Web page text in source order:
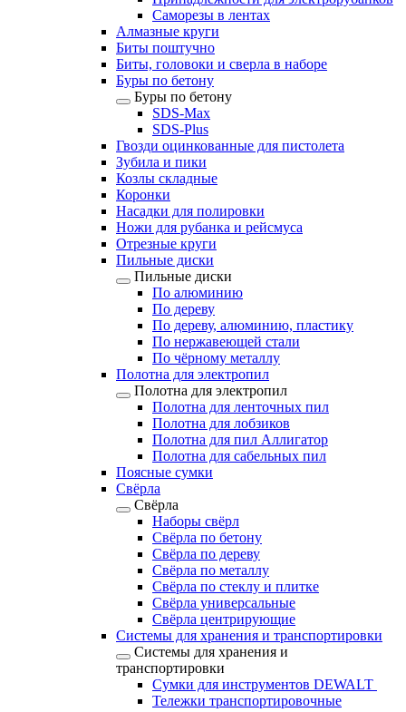
Саморезы в лентах
Алмазные круги
Биты поштучно
Биты, головоки и сверла в наборе
Буры по бетону
Буры по бетону
SDS-Max
SDS-Plus
Гвозди оцинкованные для пистолета
Зубила и пики
Козлы складные
Коронки
Насадки для полировки
Ножи для рубанка и рейсмуса
Отрезные круги
Пильные диски
Пильные диски
По алюминию
По дереву
По дереву, алюминию, пластику
По нержавеющей стали
По чёрному металлу
Полотна для электропил
Полотна для электропил
Полотна для ленточных пил
Полотна для лобзиков
Полотна для пил Аллигатор
Полотна для сабельных пил
Поясные сумки
Свёрла
Свёрла
Наборы свёрл
Свёрла по бетону
Свёрла по дереву
Свёрла по металлу
Свёрла по стеклу и плитке
Свёрла универсальные
Свёрла центрирующие
Системы для хранения и транспортировки
Системы для хранения и
транспортировки
Сумки для инструментов DEWALT
Тележки транспортировочные